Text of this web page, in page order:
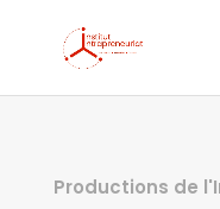
Productions de